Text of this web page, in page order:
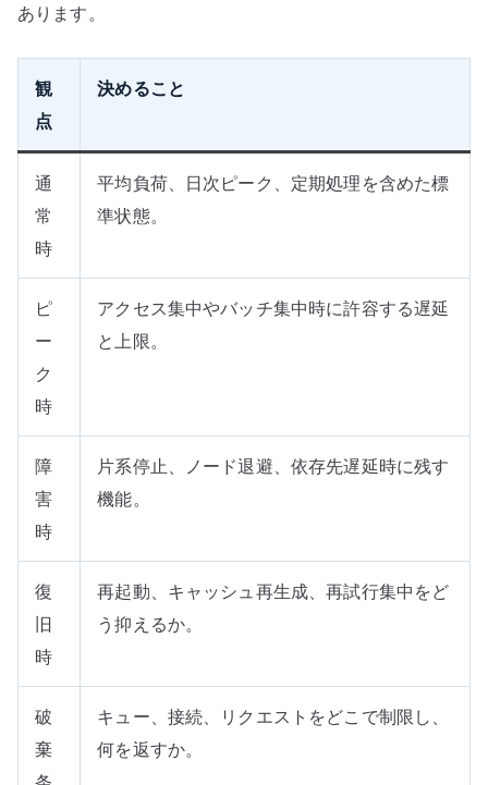
あります。
観
点
決めること
通
常
時
平均負荷、日次ピーク、定期処理を含めた標
準状態。
ピ
ー
ク
時
アクセス集中やバッチ集中時に許容する遅延
と上限。
障
害
時
片系停止、ノード退避、依存先遅延時に残す
機能。
復
旧
時
再起動、キャッシュ再生成、再試行集中をど
う抑えるか。
破
棄
キュー、接続、リクエストをどこで制限し、
何を返すか。